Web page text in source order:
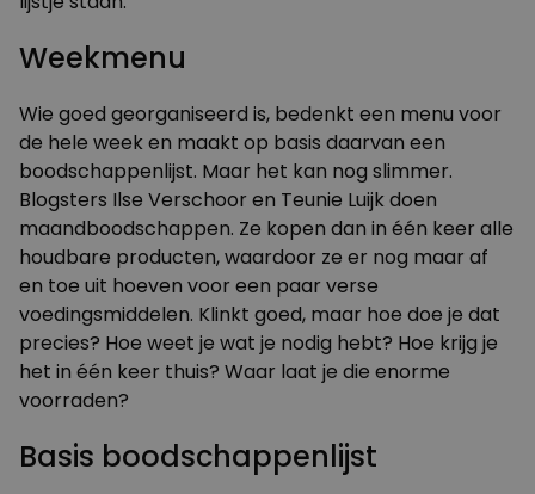
Weekmenu
Wie goed georganiseerd is, bedenkt een menu voor
de hele week en maakt op basis daarvan een
boodschappenlijst. Maar het kan nog slimmer.
Blogsters Ilse Verschoor en Teunie Luijk doen
maandboodschappen. Ze kopen dan in één keer alle
houdbare producten, waardoor ze er nog maar af
en toe uit hoeven voor een paar verse
voedingsmiddelen. Klinkt goed, maar hoe doe je dat
precies? Hoe weet je wat je nodig hebt? Hoe krijg je
het in één keer thuis? Waar laat je die enorme
voorraden?
Basis boodschappenlijst